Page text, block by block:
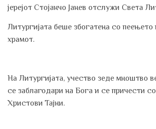
јерејот Стојанчо Јанев отслужи Света
Литургијата беше збогатена со пеењето
храмот.
На Литургијата, учество зеде мноштво
се заблагодари на Бога и се причести
Христови Тајни.